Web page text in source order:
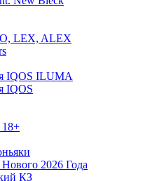
LEX, ALEX
IQOS ILUMA
IQOS
2026 Года
КЗ